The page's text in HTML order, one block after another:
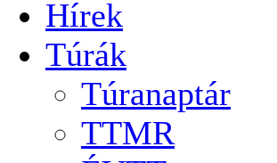
Hírek
Túrák
Túranaptár
TTMR